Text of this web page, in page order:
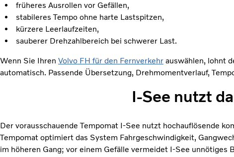
früheres Ausrollen vor Gefällen,
stabileres Tempo ohne harte Lastspitzen,
kürzere Leerlaufzeiten,
sauberer Drehzahlbereich bei schwerer Last.
Wenn Sie Ihren Volvo FH für den Fernverkehr auswählen, lohnt
automatisch. Passende Übersetzung, Drehmomentverlauf,
I-See nutzt
Der vorausschauende Tempomat I-See nutzt hochauflösende
Tempomat optimiert das System Fahrgeschwindigkeit,
im höheren Gang; vor einem Gefälle vermeidet I-See